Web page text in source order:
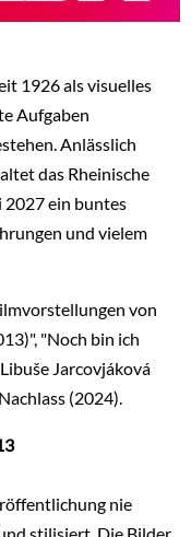
1926 als visuelles
Aufgaben
Anlässlich
das Rheinische
2027 ein buntes
und vielem
von
"Noch bin ich
Jarcovjáková
(2024).
nie
stilisiert. Die Bilder